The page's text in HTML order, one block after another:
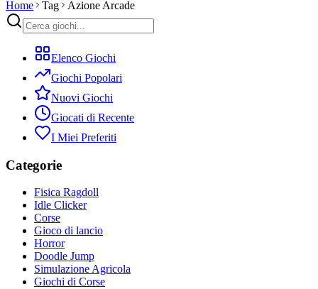
Home Tag Azione Arcade
Elenco Giochi
Giochi Popolari
Nuovi Giochi
Giocati di Recente
I Miei Preferiti
Categorie
Fisica Ragdoll
Idle Clicker
Corse
Gioco di lancio
Horror
Doodle Jump
Simulazione Agricola
Giochi di Corse